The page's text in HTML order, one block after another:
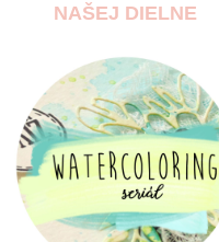
NAŠEJ DIELNE